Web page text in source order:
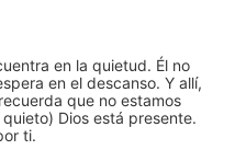
en la quietud. Él no
en el descanso. Y allí,
que no estamos
Dios está presente.
ti.